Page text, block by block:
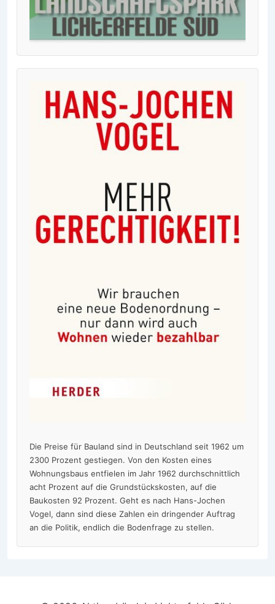
Die Preise für Bauland sind in Deutschland seit 1962 um
2300 Prozent gestiegen. Von den Kosten eines
Wohnungsbaus entfielen im Jahr 1962 durchschnittlich
acht Prozent auf die Grundstückskosten, auf die
Baukosten 92 Prozent. Geht es nach Hans-Jochen
Vogel, dann sind diese Zahlen ein dringender Auftrag
an die Politik, endlich die Bodenfrage zu stellen.